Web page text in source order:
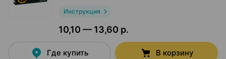
Инструкция
10,10 — 13,60 р.
Где купить В корзину